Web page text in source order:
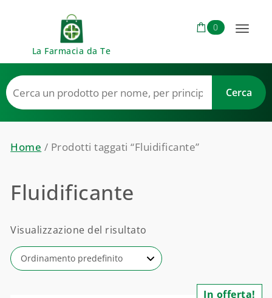
La Farmacia da Te
0
Toggle
Home / Prodotti taggati “Fluidificante”
Fluidificante
Visualizzazione del risultato
In offerta!